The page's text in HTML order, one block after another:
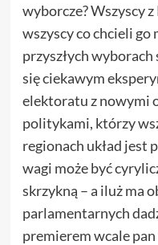
wyborcze? Wszyscy z
wszyscy co chcieli go
przyszłych
się ciekawym
elektoratu z nowymi
politykami, którzy
regionach układ jest
wagi może być
skrzykną – a iluż ma
parlamentarnych
premierem wcale